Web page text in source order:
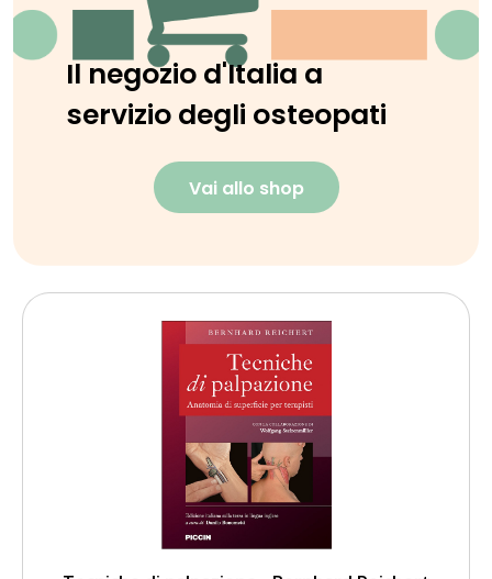
Il negozio d'Italia a
servizio degli osteopati
Vai allo shop